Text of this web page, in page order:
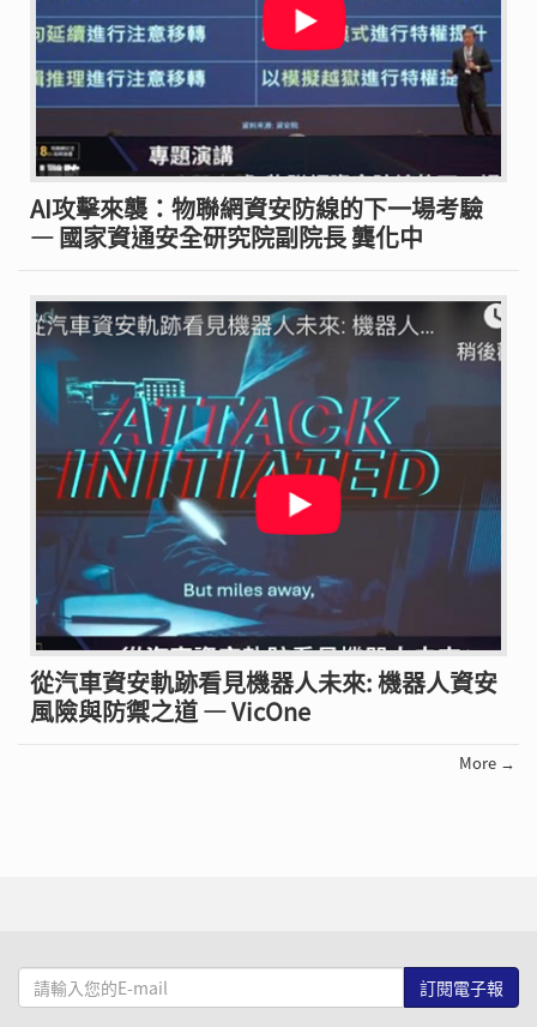
AI攻擊來襲：物聯網資安防線的下一場考驗
— 國家資通安全研究院副院長 龔化中
從汽車資安軌跡看見機器人未來: 機器人資安
風險與防禦之道 — VicOne
More →
請
輸